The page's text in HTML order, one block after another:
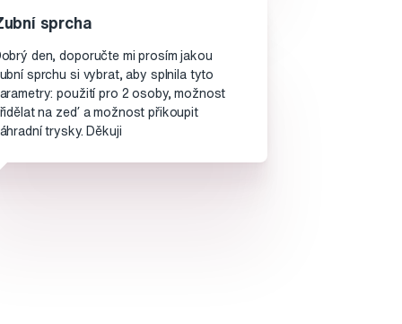
sprcha
den, doporučte mi prosím jakou
sprchu si vybrat, aby splnila tyto
použití pro 2 osoby, možnost
na zeď a možnost přikoupit
trysky. Děkuji